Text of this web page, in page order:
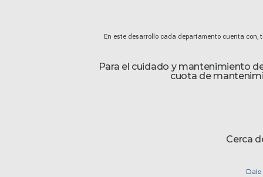
En este desarrollo cada departamento cuenta
Para el cuidado y mantenimiento
cuota de
Cerca